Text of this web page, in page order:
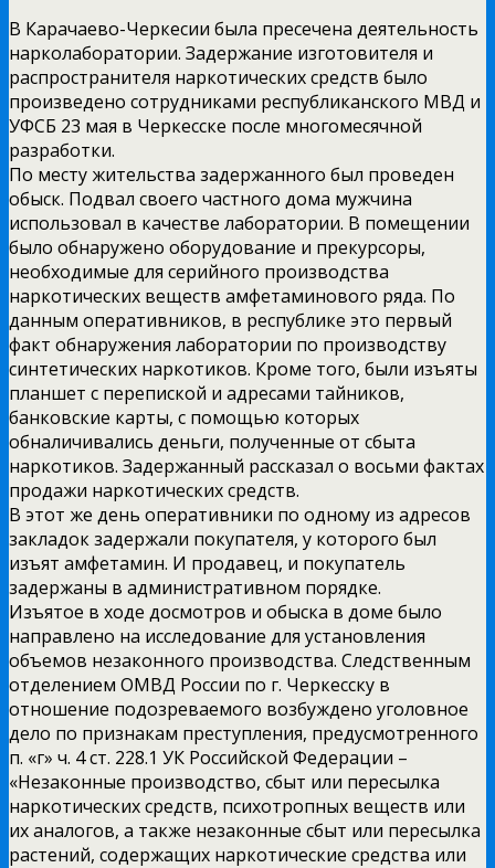
В Карачаево-Черкесии была пресечена деятельность
нарколаборатории. Задержание изготовителя и
распространителя наркотических средств было
произведено сотрудниками республиканского МВД и
УФСБ 23 мая в Черкесске после многомесячной
разработки.
По месту жительства задержанного был проведен
обыск. Подвал своего частного дома мужчина
использовал в качестве лаборатории. В помещении
было обнаружено оборудование и прекурсоры,
необходимые для серийного производства
наркотических веществ амфетаминового ряда. По
данным оперативников, в республике это первый
факт обнаружения лаборатории по производству
синтетических наркотиков. Кроме того, были изъяты
планшет с перепиской и адресами тайников,
банковские карты, с помощью которых
обналичивались деньги, полученные от сбыта
наркотиков. Задержанный рассказал о восьми фактах
продажи наркотических средств.
В этот же день оперативники по одному из адресов
закладок задержали покупателя, у которого был
изъят амфетамин. И продавец, и покупатель
задержаны в административном порядке.
Изъятое в ходе досмотров и обыска в доме было
направлено на исследование для установления
объемов незаконного производства. Следственным
отделением ОМВД России по г. Черкесску в
отношение подозреваемого возбуждено уголовное
дело по признакам преступления, предусмотренного
п. «г» ч. 4 ст. 228.1 УК Российской Федерации –
«Незаконные производство, сбыт или пересылка
наркотических средств, психотропных веществ или
их аналогов, а также незаконные сбыт или пересылка
растений, содержащих наркотические средства или